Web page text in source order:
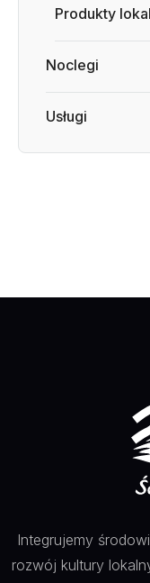
Produkty
Noclegi
Usługi
Integrujemy
rozwój kultury